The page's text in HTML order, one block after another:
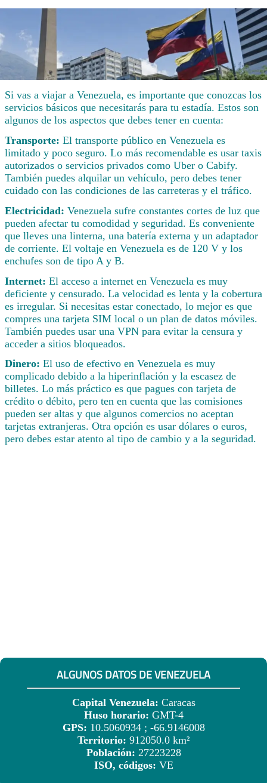
Si vas a viajar a Venezuela, es importante que conozcas los
servicios básicos que necesitarás para tu estadía. Estos son
algunos de los aspectos que debes tener en cuenta:
Transporte: El transporte público en Venezuela es
limitado y poco seguro. Lo más recomendable es usar taxis
autorizados o servicios privados como Uber o Cabify.
También puedes alquilar un vehículo, pero debes tener
cuidado con las condiciones de las carreteras y el tráfico.
Electricidad: Venezuela sufre constantes cortes de luz que
pueden afectar tu comodidad y seguridad. Es conveniente
que lleves una linterna, una batería externa y un adaptador
de corriente. El voltaje en Venezuela es de 120 V y los
enchufes son de tipo A y B.
Internet: El acceso a internet en Venezuela es muy
deficiente y censurado. La velocidad es lenta y la cobertura
es irregular. Si necesitas estar conectado, lo mejor es que
compres una tarjeta SIM local o un plan de datos móviles.
También puedes usar una VPN para evitar la censura y
acceder a sitios bloqueados.
Dinero: El uso de efectivo en Venezuela es muy
complicado debido a la hiperinflación y la escasez de
billetes. Lo más práctico es que pagues con tarjeta de
crédito o débito, pero ten en cuenta que las comisiones
pueden ser altas y que algunos comercios no aceptan
tarjetas extranjeras. Otra opción es usar dólares o euros,
pero debes estar atento al tipo de cambio y a la seguridad.
ALGUNOS DATOS DE VENEZUELA
Capital Venezuela: Caracas
Huso horario: GMT-4
GPS: 10.5060934 ; -66.9146008
Territorio: 912050.0 km²
Población: 27223228
ISO, códigos: VE